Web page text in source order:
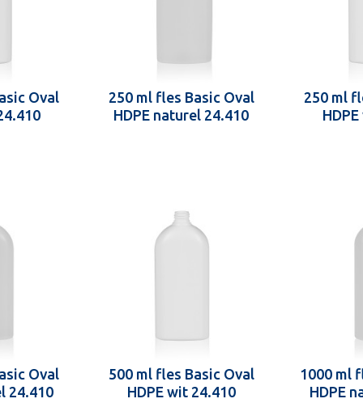
Oval
250 ml fles Basic Oval
HDPE naturel 24.410
250 ml
Oval
24.410
500 ml fles Basic Oval
HDPE wit 24.410
1000 ml
HDPE